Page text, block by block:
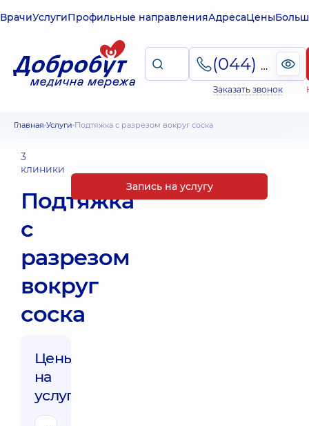
ВрачиУслугиПрофильные направленияАдресаЦены
(044) 495-2-888
Заказать звонок
Главная Услуги Подтяжка с разрезом вокруг соска
3
клиники
Подтяжка
с
разрезом
вокруг
соска
Цены
на
услуги:
Запись на услугу